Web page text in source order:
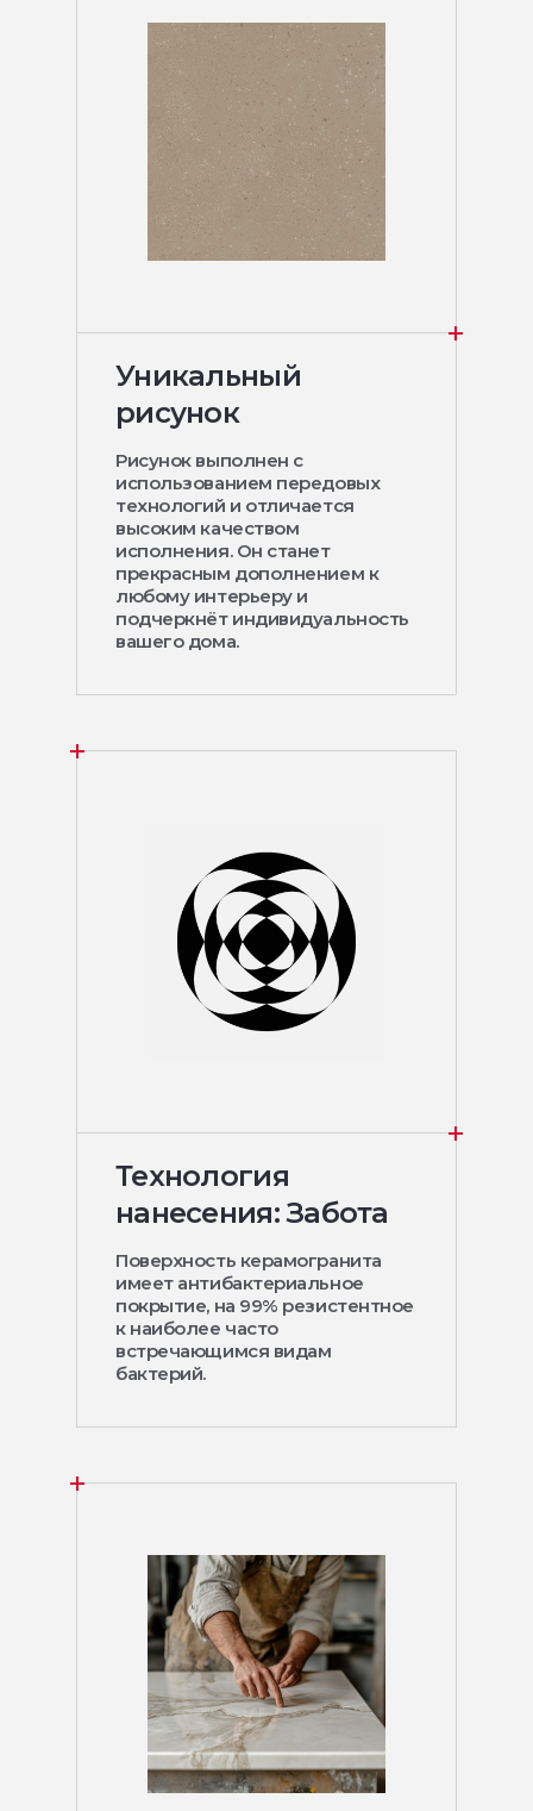
Уникальный
рисунок
Рисунок выполнен с
использованием передовых
технологий и отличается
высоким качеством
исполнения. Он станет
прекрасным дополнением к
любому интерьеру и
подчеркнёт индивидуальность
вашего дома.
Технология
нанесения: Забота
Поверхность керамогранита
имеет антибактериальное
покрытие, на 99% резистентное
к наиболее часто
встречающимся видам
бактерий.